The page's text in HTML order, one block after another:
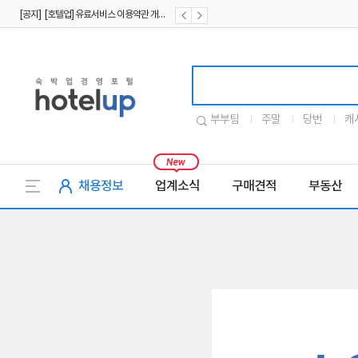
[공지] [호텔업] 유료서비스 이용약관 개정본2 (19.09.02)
부부팀 주말 당번 캐
채용정보 업계소식 구매견적 부동산